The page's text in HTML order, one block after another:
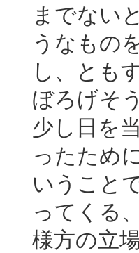
までない
うなもの
し、とも
ぼろげそ
少し日を
ったため
いうこと
ってくる
様方の立